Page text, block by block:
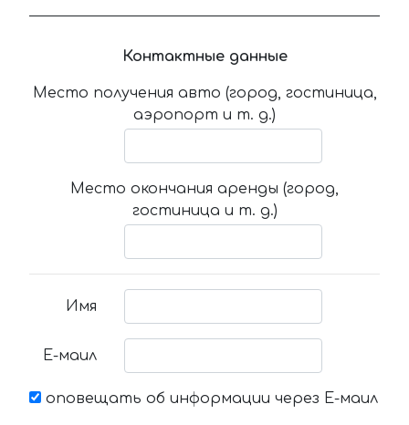
Контактные данные
Место получения авто (город, гостиница,
аэропорт и т. д.)
Место окончания аренды (город,
гостиница и т. д.)
Имя
Е-маил
оповещать об информации через Е-маил